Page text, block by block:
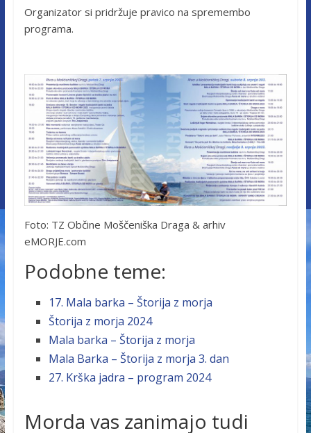
Organizator si pridržuje pravico na spremembo
programa.
Foto: TZ Občine Moščeniška Draga & arhiv
eMORJE.com
Podobne teme:
17. Mala barka – Štorija z morja
Štorija z morja 2024
Mala barka – Štorija z morja
Mala Barka – Štorija z morja 3. dan
27. Krška jadra – program 2024
Morda vas zanimajo tudi